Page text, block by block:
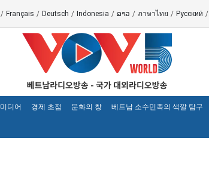
/ Français / Deutsch / Indonesia / ລາວ / ภาษาไทย / Русский /
미디어 경제 초점 문화의 창 베트남 소수민족의 색깔 탐구